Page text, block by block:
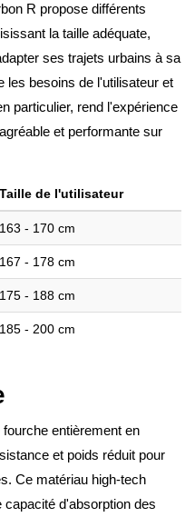
R propose différents
la taille adéquate,
ses trajets urbains à sa
les besoins de l'utilisateur et
particulier, rend l'expérience
et performante sur
Taille de l'utilisateur
163 - 170 cm
167 - 178 cm
175 - 188 cm
185 - 200 cm
entièrement en
et poids réduit pour
Ce matériau high-tech
d'absorption des